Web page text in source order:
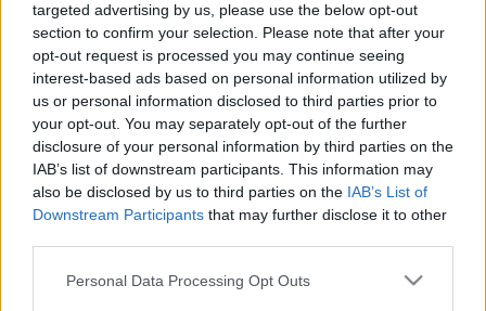
targeted advertising by us, please use the below opt-out
section to confirm your selection. Please note that after your
opt-out request is processed you may continue seeing
interest-based ads based on personal information utilized by
us or personal information disclosed to third parties prior to
your opt-out. You may separately opt-out of the further
disclosure of your personal information by third parties on the
IAB’s list of downstream participants. This information may
also be disclosed by us to third parties on the IAB’s List of
Downstream Participants that may further disclose it to other
Please note that this website/app uses one or more Google
Personal Data Processing Opt Outs
Szlávos programok a Kis Könyves
Éjen
2015. április 21.
Idén is megrendezik a független könyvesboltok
éjszakáját, a Kis Könyves Éjt. Április 24-én, pénteken
bizony nem lesz érdemes aludni! Helyette ajánljuk a
Két Egér Könyvesboltot, a Massolitot és a Kárpéti és
Fia Antikváriumot. 17.00 Két Egér Könyvesbolt
Bartók és a…